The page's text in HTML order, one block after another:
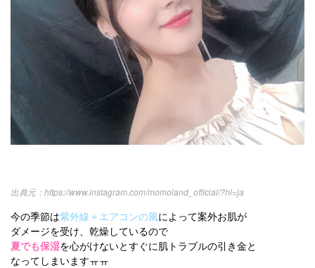
https://www.instagram.com/momoland_official/?hl=ja
今の季節は紫外線＋エアコンの風によって案外お肌が
ダメージを受け、乾燥しているので
夏でも保湿を心がけないとすぐに肌トラブルの引き金と
なってしまいますㅠㅠ